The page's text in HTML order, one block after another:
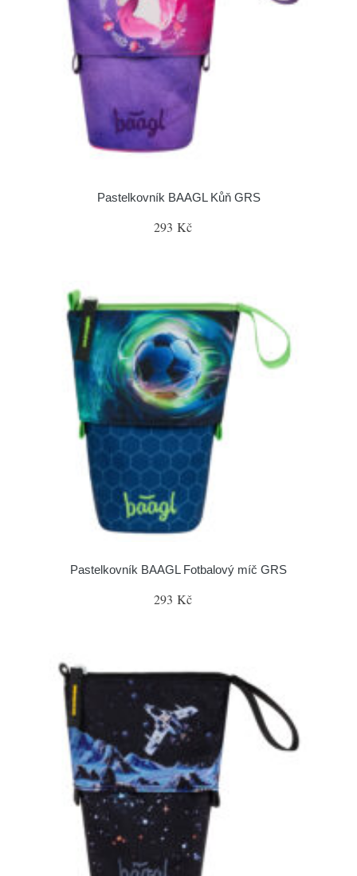
Pastelkovník BAAGL Kůň GRS
293 Kč
Pastelkovník BAAGL Fotbalový míč GRS
293 Kč